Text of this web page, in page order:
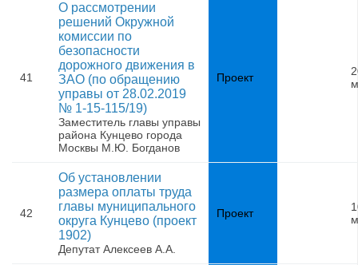
41
О рассмотрении
решений Окружной
комиссии по
безопасности
дорожного движения в
ЗАО (по обращению
управы от 28.02.2019
№ 1-15-115/19)
Заместитель главы управы
района Кунцево города
Москвы М.Ю. Богданов
Проект
42
Об установлении
размера оплаты труда
главы муниципального
округа Кунцево (проект
1902)
Депутат Алексеев А.А.
Проект